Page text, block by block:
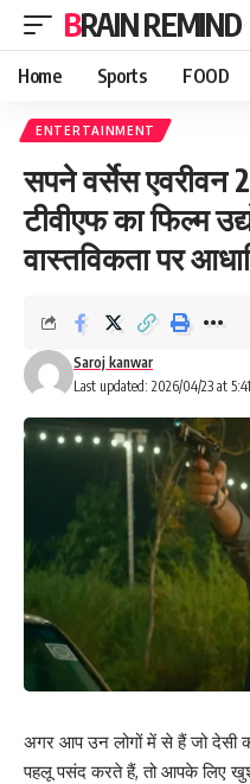
BRAIN REMIND
Home Sports FOOD
ENTERTAINMENT
सपने वर्सेस एवरीवन
टीवीएफ का फिल्म
वास्तविकता पर
Last updated: 2026/04/23 at
Saroj kanwar
अगर आप उन लोगों में से हैं जो देसी
पहलू पसंद करते हैं, तो आपके लिए